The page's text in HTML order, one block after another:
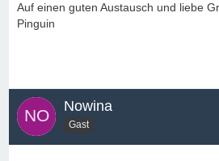
Auf einen guten Austausch und liebe
Pinguin
Nowina
Gast